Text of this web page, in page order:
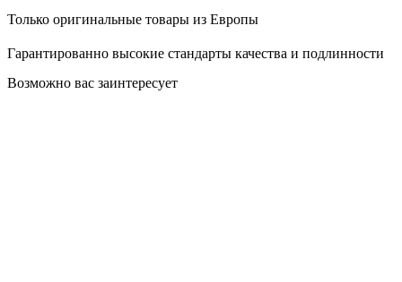
Только оригинальные товары из Европы
Гарантированно высокие стандарты качества и подлинности
Возможно вас заинтересует